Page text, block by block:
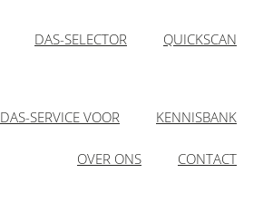
DAS-SELECTOR QUICKSCAN
DAS-SERVICE VOOR KENNISBANK
OVER ONS CONTACT